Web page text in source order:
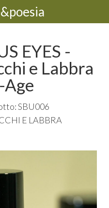
EYES -
e Labbra
SBU006
E LABBRA